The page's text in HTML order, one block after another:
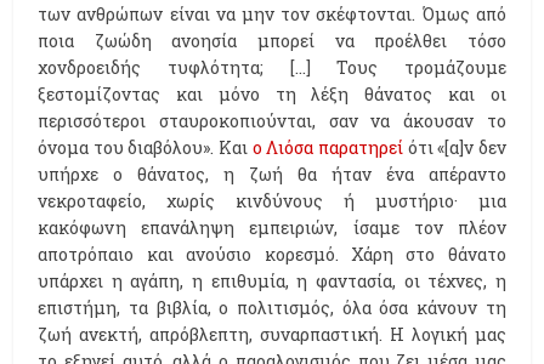
των ανθρώπων είναι να μην τον σκέφτονται. Όμως από
ποια ζωώδη ανοησία μπορεί να προέλθει τόσο
χονδροειδής τυφλότητα; […] Τους τρομάζουμε
ξεστομίζοντας και μόνο τη λέξη θάνατος και οι
περισσότεροι σταυροκοπιούνται, σαν να άκουσαν το
όνομα του διαβόλου». Και ο Λιόσα παρατηρείότι «[α]ν δεν
υπήρχε ο θάνατος, η ζωή θα ήταν ένα απέραντο
νεκροταφείο, χωρίς κινδύνους ή μυστήριο· μια
κακόφωνη επανάληψη εμπειριών, ίσαμε τον πλέον
αποτρόπαιο και ανούσιο κορεσμό. Χάρη στο θάνατο
υπάρχει η αγάπη, η επιθυμία, η φαντασία, οι τέχνες, η
επιστήμη, τα βιβλία, ο πολιτισμός, όλα όσα κάνουν τη
ζωή ανεκτή, απρόβλεπτη, συναρπαστική. Η λογική μας